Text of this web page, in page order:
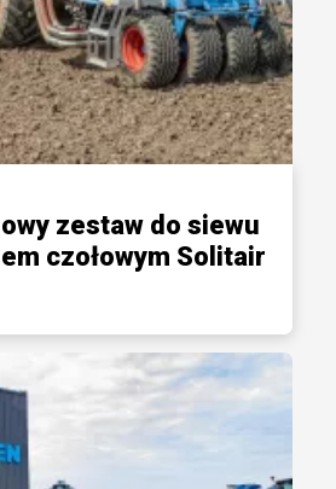
zestaw do siewu
czołowym Solitair